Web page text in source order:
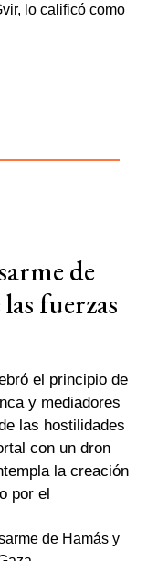
lo calificó como
de
fuerzas
el principio de
y mediadores
las hostilidades
con un dron
la creación
por el